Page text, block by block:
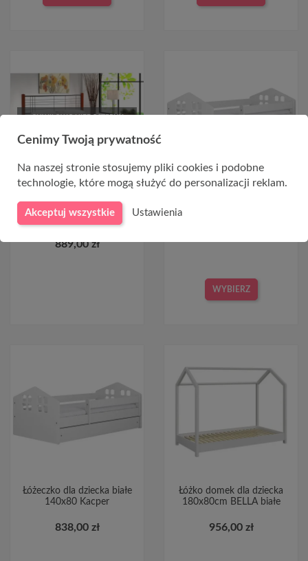
160x200 VIERA czereśnia ant.
+ czarny
889,00 zł
WYBIERZ
Łóżeczko dla dziecka białe
140x80 Kacper
838,00 zł
Łóżko domek dla dziecka
180x80cm BELLA białe
956,00 zł
Cenimy Twoją prywatność
Na naszej stronie stosujemy pliki cookies i podobne
technologie, które mogą służyć do personalizacji reklam.
Akceptuj wszystkie Ustawienia